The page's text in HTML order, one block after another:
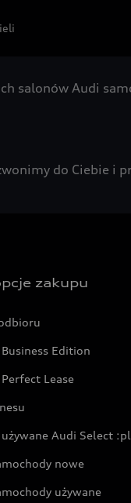
salonów Audi
do Ciebie i
zakupu
Edition
Lease
Audi Select
nowe
używane